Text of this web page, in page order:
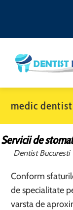
medic
Servicii de
Dentist Bucuresti
Conform
de specialitate
varsta de